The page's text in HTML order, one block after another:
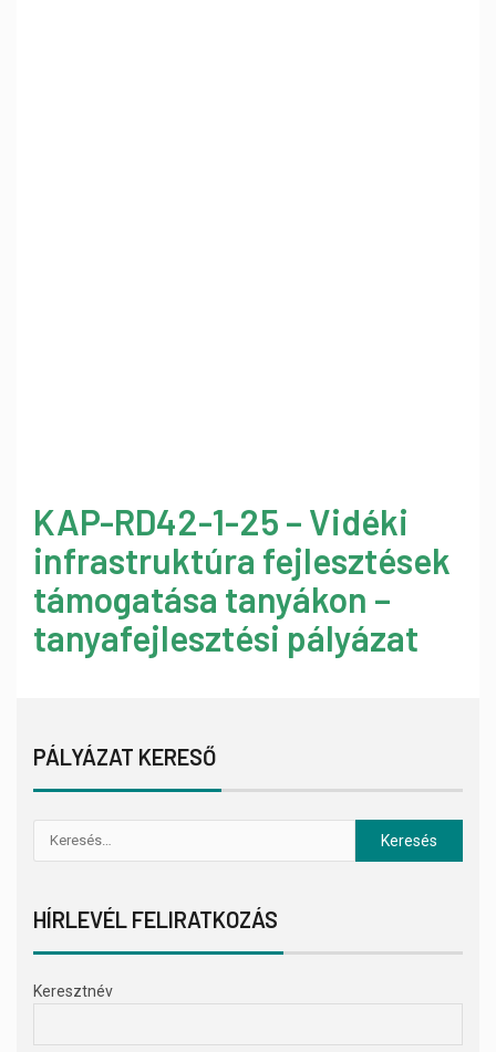
KAP-RD42-1-25 – Vidéki
infrastruktúra fejlesztések
támogatása tanyákon –
tanyafejlesztési pályázat
PÁLYÁZAT KERESŐ
HÍRLEVÉL FELIRATKOZÁS
Keresztnév